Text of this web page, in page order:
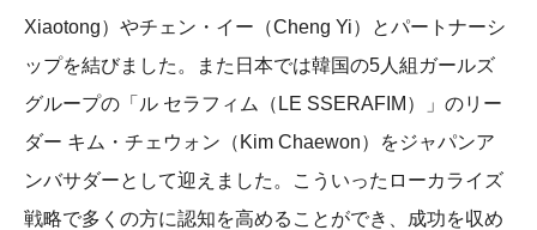
Xiaotong）やチェン・イー（Cheng Yi）とパートナーシ
ップを結びました。また日本では韓国の5人組ガールズ
グループの「ル セラフィム（LE SSERAFIM）」のリー
ダー キム・チェウォン（Kim Chaewon）をジャパンア
ンバサダーとして迎えました。こういったローカライズ
戦略で多くの方に認知を高めることができ、成功を収め